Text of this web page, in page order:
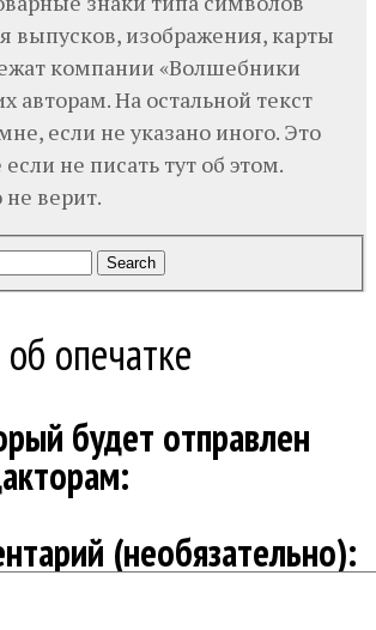
выпусков, изображения, карты
компании «Волшебники
авторам. На остальной текст
если не указано иного. Это
не писать тут об этом.
верит.
Search
опечатке
будет отправлен
(необязательно):